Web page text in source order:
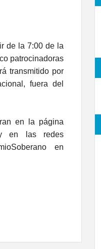
de la 7:00 de la
patrocinadoras
transmitido por
fuera del
en la página
las redes
en